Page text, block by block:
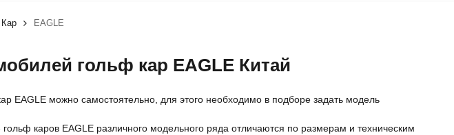
EAGLE
гольф кар EAGLE Китай
EAGLE можно самостоятельно, для этого необходимо в подборе задать модель
каров EAGLE различного модельного ряда отличаются по размерам и техническим